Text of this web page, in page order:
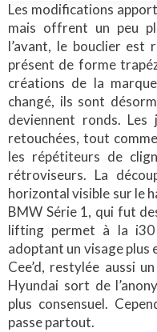
Les modifications
mais offrent un peu
l’avant, le bouclier est
présent de forme
créations de la
changé, ils sont
deviennent ronds. Les
retouchées, tout
les répétiteurs de
rétroviseurs. La
horizontal visible sur le
BMW Série 1, qui fut
lifting permet à la i30
adoptant un visage plus
Cee’d, restylée aussi
Hyundai sort de
plus consensuel.
passe partout.